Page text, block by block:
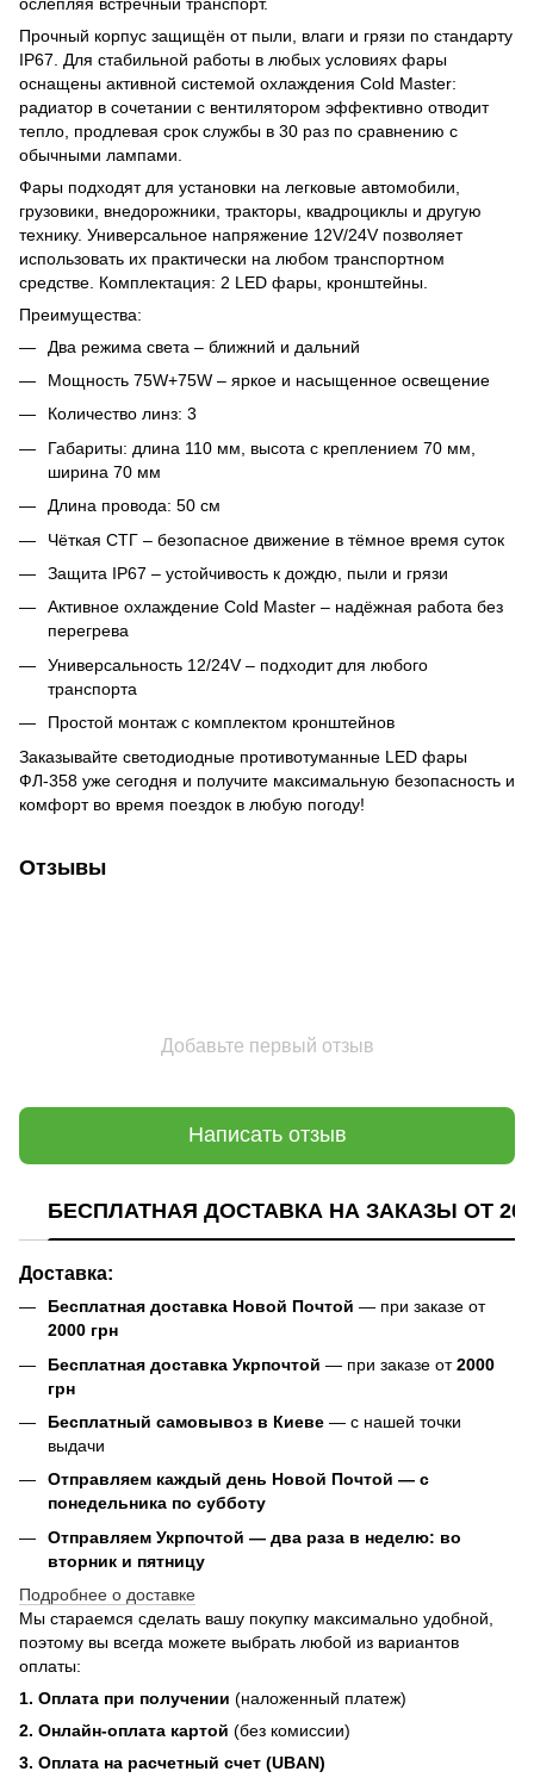
Прочный корпус защищён от пыли, влаги и грязи по стандарту
IP67. Для стабильной работы в любых условиях фары
оснащены активной системой охлаждения Cold Master:
радиатор в сочетании с вентилятором эффективно отводит
тепло, продлевая срок службы в 30 раз по сравнению с
обычными лампами.
Фары подходят для установки на легковые автомобили,
грузовики, внедорожники, тракторы, квадроциклы и другую
технику. Универсальное напряжение 12V/24V позволяет
использовать их практически на любом транспортном
средстве. Комплектация: 2 LED фары, кронштейны.
Преимущества:
Два режима света – ближний и дальний
Мощность 75W+75W – яркое и насыщенное освещение
Количество линз: 3
Габариты: длина 110 мм, высота с креплением 70 мм,
ширина 70 мм
Длина провода: 50 см
Чёткая СТГ – безопасное движение в тёмное время суток
Защита IP67 – устойчивость к дождю, пыли и грязи
Активное охлаждение Cold Master – надёжная работа без
перегрева
Универсальность 12/24V – подходит для любого
транспорта
Простой монтаж с комплектом кронштейнов
Заказывайте светодиодные противотуманные LED фары
ФЛ-358 уже сегодня и получите максимальную безопасность и
комфорт во время поездок в любую погоду!
Отзывы
Добавьте первый отзыв
Написать отзыв
БЕСПЛАТНАЯ ДОСТАВКА НА ЗАКАЗЫ ОТ
Доставка:
Бесплатная доставка Новой Почтой — при заказе от
2000 грн
Бесплатная доставка Укрпочтой — при заказе от2000
грн
Бесплатный самовывоз в Киеве — с нашей точки
выдачи
Отправляем каждый день Новой Почтой — с
понедельника по субботу
Отправляем Укрпочтой — два раза в неделю: во
вторник и пятницу
Подробнее о доставке
Мы стараемся сделать вашу покупку максимально удобной,
поэтому вы всегда можете выбрать любой из вариантов
оплаты:
1. Оплата при получении (наложенный платеж)
2. Онлайн-оплата картой (без комиссии)
3. Оплата на расчетный счет (UBAN)